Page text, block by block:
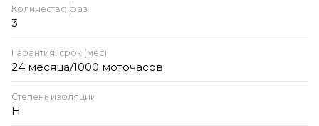
Количество фаз
3
Гарантия, срок (мес)
24 месяца/1000 моточасов
Степень изоляции
Н